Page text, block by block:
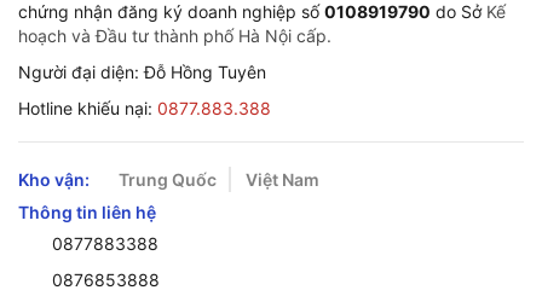
chứng nhận đăng ký doanh nghiệp số0108919790 do Sở Kế
hoạch và Đầu tư thành phố Hà Nội cấp.
Người đại diện: Đỗ Hồng Tuyên
Hotline khiếu nại: 0877.883.388
Kho vận: Trung Quốc
Việt Nam
Thông tin liên hệ
0877883388
0876853888